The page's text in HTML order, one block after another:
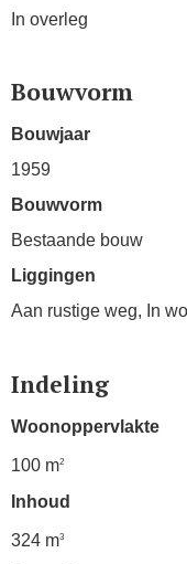
In overleg
Bouwvorm
Bouwjaar
1959
Bouwvorm
Bestaande bouw
Liggingen
Aan rustige weg, In
Indeling
Woonoppervlakte
100 m2
Inhoud
324 m3